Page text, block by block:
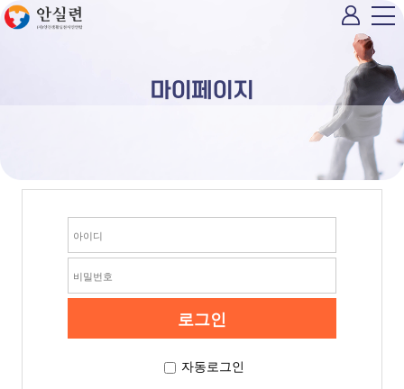
마이페이지
자동로그인